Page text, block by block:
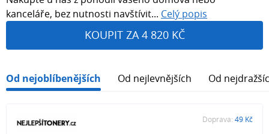
kanceláře, bez nutnosti navštívit... Celý popis
KOUPIT ZA 4 820 KČ
Od nejoblíbenějších Od nejlevnějších Od
Doprava: 49 Kč